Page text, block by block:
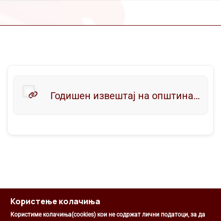
Годишен извештај на општина Центар-Скопје за 2017 година
Користење колачиња
Користиме колачиња(cookies) кои не содржат лични податоци, за да